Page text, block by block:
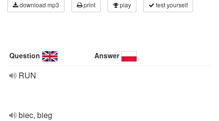
download mp3 print play test yourself
Question Answer
RUN
biec, bieg